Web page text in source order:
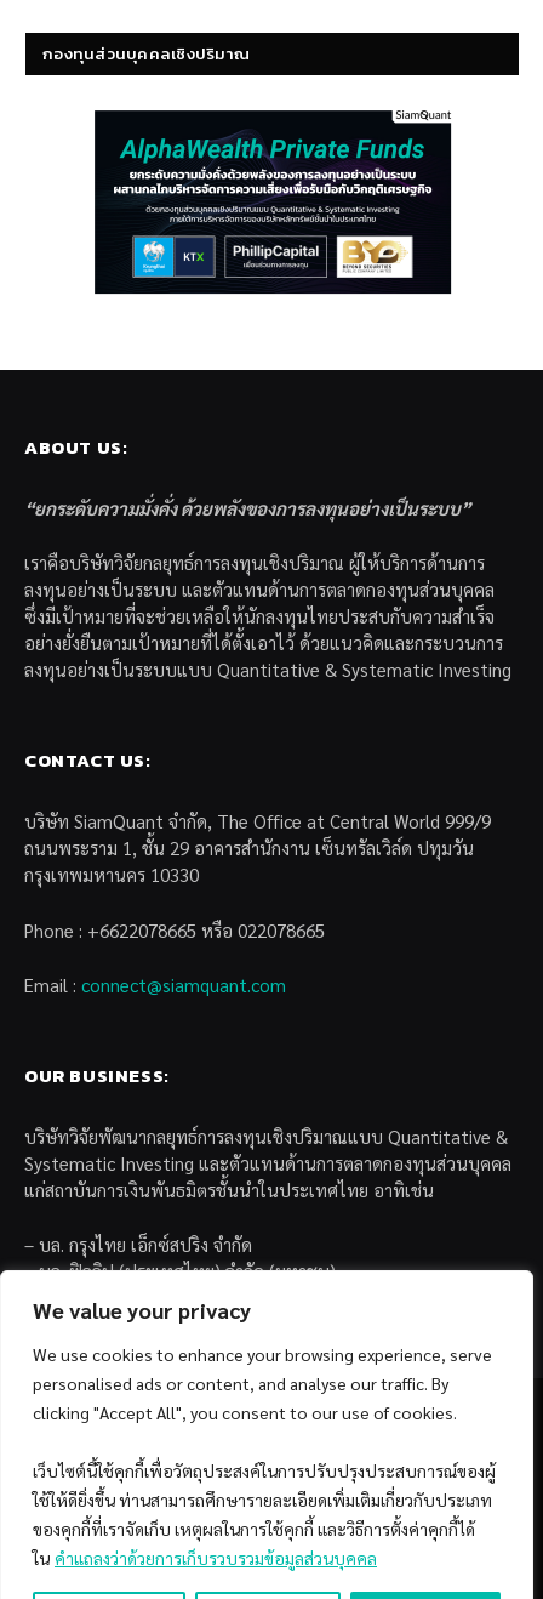
We value your privacy
We use cookies to enhance your browsing experience, serve
personalised ads or content, and analyse our traffic. By
clicking "Accept All", you consent to our use of cookies.
เว็บไซต์นี้ใช้คุกกี้เพื่อวัตถุประสงค์ในการปรับปรุงประสบการณ์ของผู้
ใช้ให้ดียิ่งขึ้น ท่านสามารถศึกษารายละเอียดเพิ่มเติมเกี่ยวกับประเภท
ของคุกกี้ที่เราจัดเก็บ เหตุผลในการใช้คุกกี้ และวิธีการตั้งค่าคุกกี้ได้
ใน คำแถลงว่าด้วยการเก็บรวบรวมข้อมูลส่วนบุคคล
กองทุนส่วนบุคคลเชิงปริมาณ
ABOUT US:
“ยกระดับความมั่งคั่ง ด้วยพลังของการลงทุนอย่างเป็นระบบ”
เราคือบริษัทวิจัยกลยุทธ์การลงทุนเชิงปริมาณ ผู้ให้บริการด้านการ
ลงทุนอย่างเป็นระบบ และตัวแทนด้านการตลาดกองทุนส่วนบุคคล
ซึ่งมีเป้าหมายที่จะช่วยเหลือให้นักลงทุนไทยประสบกับความสำเร็จ
อย่างยั่งยืนตามเป้าหมายที่ได้ตั้งเอาไว้ ด้วยแนวคิดและกระบวนการ
ลงทุนอย่างเป็นระบบแบบ Quantitative & Systematic Investing
CONTACT US:
บริษัท SiamQuant จำกัด, The Office at Central World 999/9
ถนนพระราม 1, ชั้น 29 อาคารสำนักงาน เซ็นทรัลเวิล์ด ปทุมวัน
กรุงเทพมหานคร 10330
Phone : +6622078665 หรือ 022078665
Email : connect@siamquant.com
OUR BUSINESS:
บริษัทวิจัยพัฒนากลยุทธ์การลงทุนเชิงปริมาณแบบ Quantitative &
Systematic Investing และตัวแทนด้านการตลาดกองทุนส่วนบุคคล
แก่สถาบันการเงินพันธมิตรชั้นนำในประเทศไทย อาทิเช่น
– บล. กรุงไทย เอ็กซ์สปริง จำกัด
– บล. ฟิลลิป (ประเทศไทย) จำกัด (มหาชน)
FacebookYouTube
© 2026 Copyright by SiamQuant.